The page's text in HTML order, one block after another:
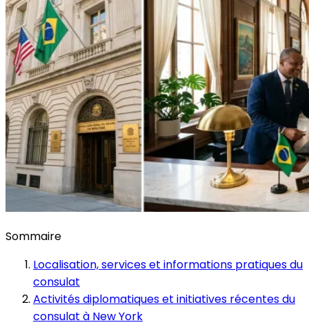
Sommaire
Localisation, services et informations pratiques du
consulat
Activités diplomatiques et initiatives récentes du
consulat à New York